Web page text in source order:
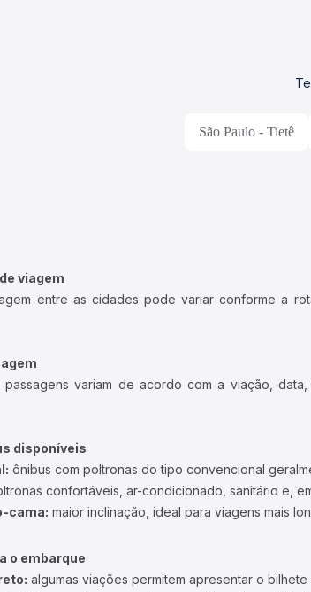
São Paulo - Tietê
viagem
entre as cidades pode variar conforme a
variam de acordo com a viação,
disponíveis
ônibus com poltronas do tipo convencional
confortáveis, ar-condicionado, sanitário e,
cama: maior inclinação, ideal para viagens mais
o embarque
algumas viações permitem apresentar o